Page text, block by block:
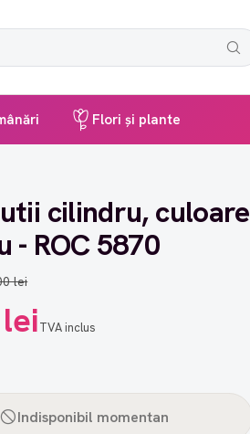
Flori și plante
cilindru, culoare
- ROC 5870
lei
TVA inclus
Indisponibil momentan